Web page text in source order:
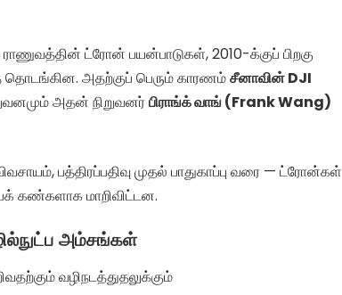
ட்ரோன் பயன்பாடுகள், 2010-க்குப் பிறகு
அதற்குப் பெரும் காரணம்சீனாவின் DJI
அதன் நிறுவனர்பிராங்க் வாங் (Frank Wang)
பத்திரப்பதிவு முதல் பாதுகாப்பு வரை — ட்ரோன்கள்
கண்களாக மாறிவிட்டன.
அம்சங்கள்
வழிநடத்துதலுக்கும்